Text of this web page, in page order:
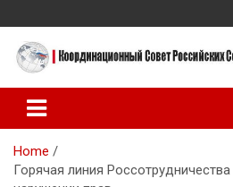
to
content
Российских
Нидерландах
Home
Горячая линия